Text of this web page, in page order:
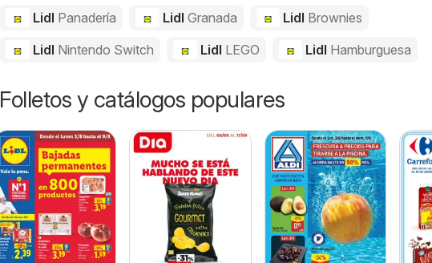
Lidl Panadería Lidl Granada Lidl Brownies
Lidl Nintendo Switch Lidl LEGO Lidl Hamburguesa
Folletos y catálogos populares